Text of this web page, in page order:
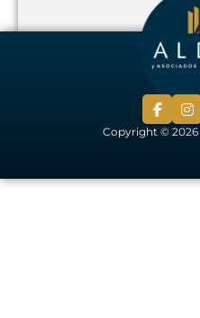
Copyright © 2026